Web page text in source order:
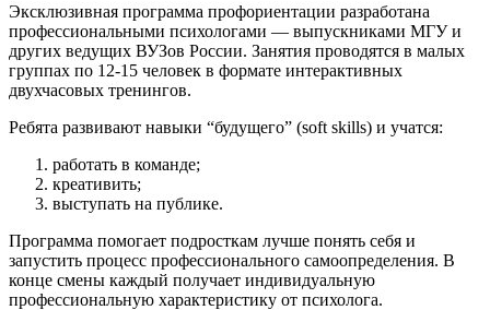
Эксклюзивная программа профориентации разработана
профессиональными психологами — выпускниками МГУ и
других ведущих ВУЗов России. Занятия проводятся в малых
группах по 12-15 человек в формате интерактивных
двухчасовых тренингов.
Ребята развивают навыки “будущего” (soft skills) и учатся:
работать в команде;
креативить;
выступать на публике.
Программа помогает подросткам лучше понять себя и
запустить процесс профессионального самоопределения. В
конце смены каждый получает индивидуальную
профессиональную характеристику от психолога.